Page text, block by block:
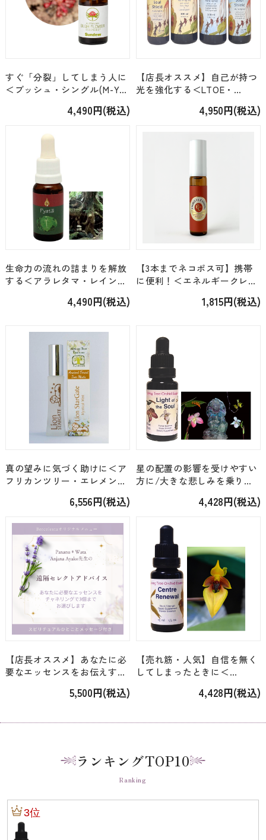
すぐ「分裂」してしまう人に
＜ブッシュ・シングル(M-Y)
4,490円(税込)
【店長オススメ】自己が持つ
光を強化する＜LTOE・
オーラスプレー」[ラベル2種
4,950円(税込)
生命力の流れの詰まりを解放
する＜アラレタマ・レインフ
4,490円(税込)
【3本までネコポス可】携帯
に便利！＜エネルギークレン
レー・ミニ」[15ml]1,815円(税込)
真の望みに気づく助けに＜ア
フリカンツリー・エレメント
6,556円(税込)
星の配置の影響を受けやすい
方に/大きな悲しみを乗り越
「ライトオブザソウル Light
4,428円(税込)
【店長オススメ】あなたに必
要なエッセンスをお伝えする
レクトアドバイス」5,500円(税込)
【売れ筋・人気】自信を無く
してしまったときに＜
4,428円(税込)
ランキングTOP10
Ranking